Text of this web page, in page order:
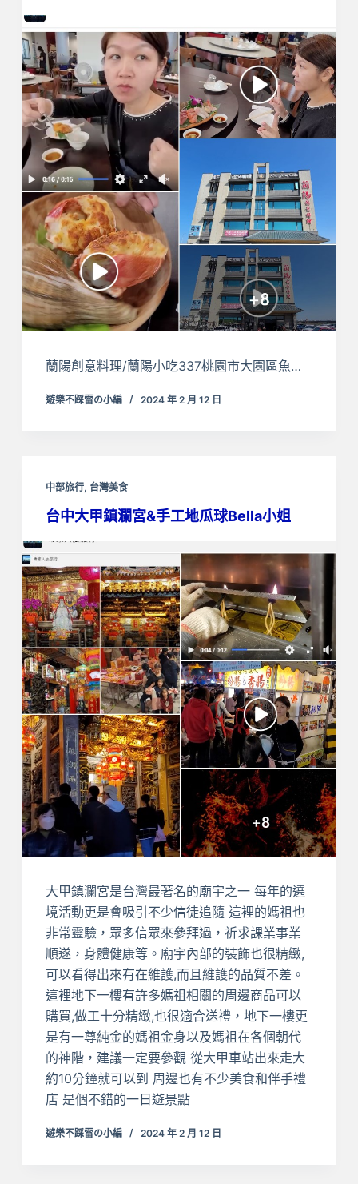
蘭陽創意料理/蘭陽小吃337桃園市大園區魚…
遊樂不踩雷の小編 2024 年 2 月 12 日
中部旅行, 台灣美食
台中大甲鎮瀾宮&手工地瓜球Bella小姐
大甲鎮瀾宮是台灣最著名的廟宇之一 每年的遶
境活動更是會吸引不少信徒追隨 這裡的媽祖也
非常靈驗，眾多信眾來參拜過，祈求課業事業
順遂，身體健康等。廟宇內部的裝飾也很精緻,
可以看得出來有在維護,而且維護的品質不差。
這裡地下一樓有許多媽祖相關的周邊商品可以
購買,做工十分精緻,也很適合送禮，地下一樓更
是有一尊純金的媽祖金身以及媽祖在各個朝代
的神階，建議一定要參觀 從大甲車站出來走大
約10分鐘就可以到 周邊也有不少美食和伴手禮
店 是個不錯的一日遊景點
遊樂不踩雷の小編 2024 年 2 月 12 日